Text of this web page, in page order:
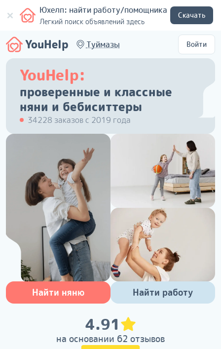
Юхелп: найти работу/помощника
Легкий поиск объявлений здесь
Скачать
YouHelp Туймазы Войти
YouHelp:
проверенные и классные
няни и бебиситтеры
34228 заказов с 2019 года
Найти няню Найти работу
4.91
на основании 62 отзывов